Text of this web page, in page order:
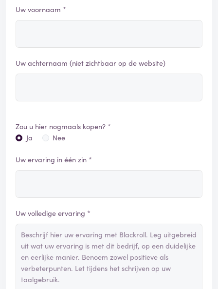
Uw voornaam *
Uw achternaam (niet zichtbaar op de website)
Zou u hier nogmaals kopen? *
Ja
Nee
Uw ervaring in één zin *
Uw volledige ervaring *